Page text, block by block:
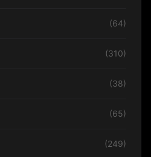
(64)
(310)
(38)
(65)
(249)